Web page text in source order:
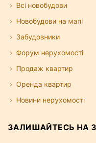
Всі новобудови
Новобудови на мапі
Забудовники
Форум нерухомості
Продаж квартир
Оренда квартир
Новини нерухомості
ЗАЛИШАЙТЕСЬ НА